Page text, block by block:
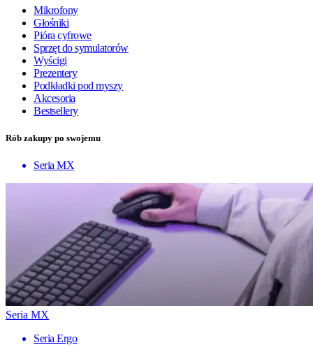
Mikrofony
Głośniki
Pióra cyfrowe
Sprzęt do symulatorów
Wyścigi
Prezentery
Podkładki pod myszy
Akcesoria
Bestsellery
Rób zakupy po swojemu
Seria MX
Seria MX
Seria Ergo